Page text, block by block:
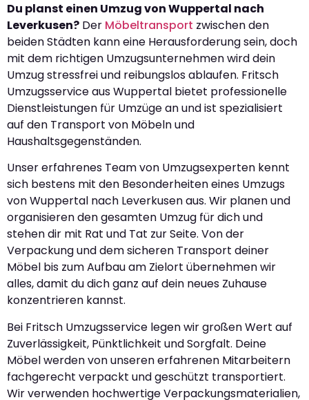
Du planst einen Umzug von Wuppertal nach
Leverkusen? Der Möbeltransport zwischen den
beiden Städten kann eine Herausforderung sein, doch
mit dem richtigen Umzugsunternehmen wird dein
Umzug stressfrei und reibungslos ablaufen. Fritsch
Umzugsservice aus Wuppertal bietet professionelle
Dienstleistungen für Umzüge an und ist spezialisiert
auf den Transport von Möbeln und
Haushaltsgegenständen.
Unser erfahrenes Team von Umzugsexperten kennt
sich bestens mit den Besonderheiten eines Umzugs
von Wuppertal nach Leverkusen aus. Wir planen und
organisieren den gesamten Umzug für dich und
stehen dir mit Rat und Tat zur Seite. Von der
Verpackung und dem sicheren Transport deiner
Möbel bis zum Aufbau am Zielort übernehmen wir
alles, damit du dich ganz auf dein neues Zuhause
konzentrieren kannst.
Bei Fritsch Umzugsservice legen wir großen Wert auf
Zuverlässigkeit, Pünktlichkeit und Sorgfalt. Deine
Möbel werden von unseren erfahrenen Mitarbeitern
fachgerecht verpackt und geschützt transportiert.
Wir verwenden hochwertige Verpackungsmaterialien,